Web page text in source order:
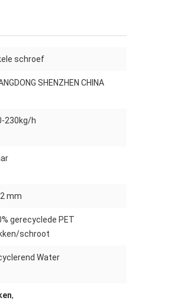
schroef
SHENZHEN CHINA
230kg/h
mm
gerecyclede PET
schroot
Water
,